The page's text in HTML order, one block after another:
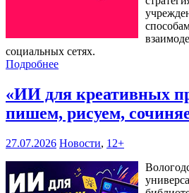
социальных сетях.
Подробнее
«ИИ для креативных
пишем, рисуем,
27.07.2026 Новости, 12+